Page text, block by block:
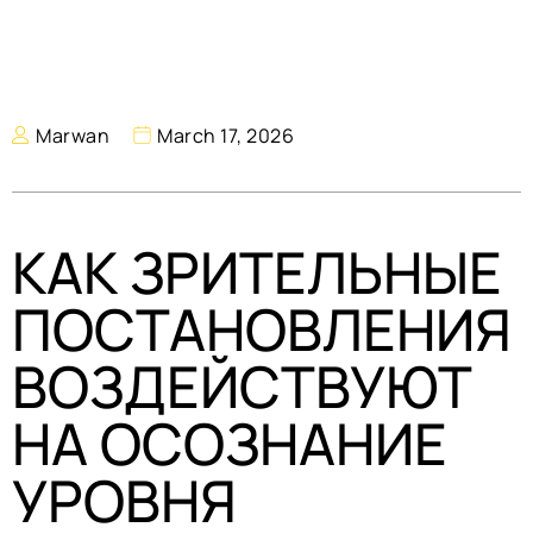
Marwan March 17, 2026
КАК ЗРИТЕЛЬНЫЕ
ПОСТАНОВЛЕНИЯ
ВОЗДЕЙСТВУЮТ
НА ОСОЗНАНИЕ
УРОВНЯ